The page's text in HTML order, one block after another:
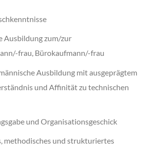
Ausbildung zum/zur
frau, Bürokaufmann/-frau
Ausbildung mit ausgeprägtem
und Affinität zu technischen
und Organisationsgeschick
methodisches und strukturiertes